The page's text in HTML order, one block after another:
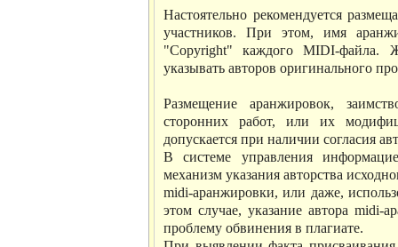
Настоятельно рекомендуется
участников. При этом, имя
"Copyright" каждого MIDI-файла.
указывать авторов оригинального
Размещение аранжировок,
сторонних работ, или их
допускается при наличии согласия
В системе управления
механизм указания авторства
midi-аранжировки, или даже,
этом случае, указание автора midi-
проблему обвинения в плагиате.